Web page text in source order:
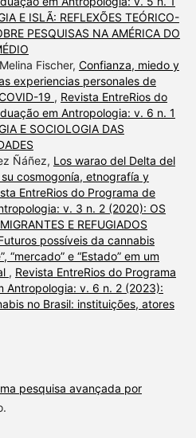
E ISLÃ: REFLEXÕES TEÓRICO-
PESQUISAS NA AMÉRICA DO
Fischer, Confianza, miedo y
experiencias personales de
19 , Revista EntreRios do
em Antropologia: v. 6 n. 1
E SOCIOLOGIA DAS
Ñáñez, Los warao del Delta del
cosmogonía, etnografía y
EntreRios do Programa de
v. 3 n. 2 (2020): OS
E REFUGIADOS
possíveis da cannabis
“mercado” e “Estado” em um
, Revista EntreRios do Programa
Antropologia: v. 6 n. 2 (2023):
no Brasil: instituições, atores
pesquisa avançada por